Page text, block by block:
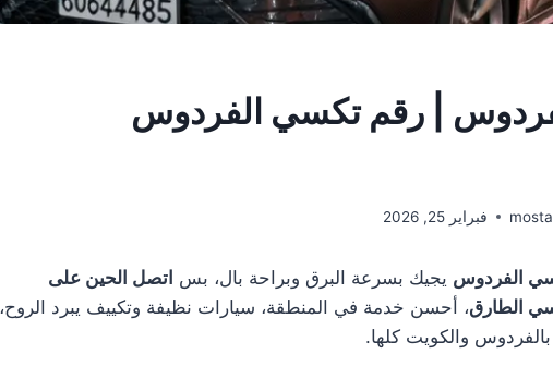
| رقم تكسي الفردوس
فبراير 25, 2026
الفردوس يجيك بسرعة البرق وبراحة بال، بس اتصل الحين على
الطارق، أحسن خدمة في المنطقة، سيارات نظيفة وتكييف يبرد الروح،
والكويت كلها.